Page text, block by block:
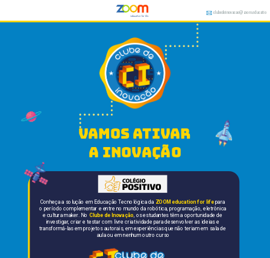
clubedeinovacao@zoom.educatio
a inovação
Conheça a solução em Educação Tecnológica da ZOOM education for life para
o período complementar e entre no mundo da robótica, programação, eletrônica
e cultura maker. No Clube de Inovação, os estudantes têm a oportunidade de
investigar, criar e testar com livre criatividade para desenvolver as ideias e
transformá-las em projetos autorais, em experiências que não teriam em sala de
aula ou em nenhum outro curso